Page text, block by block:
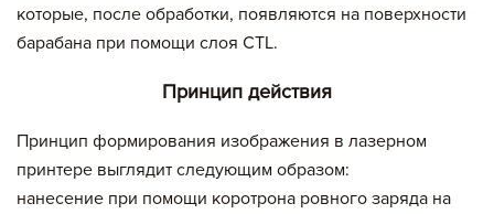
которые, после обработки, появляются на поверхности
барабана при помощи слоя СТL.
Принцип действия
Принцип формирования изображения в лазерном
принтере выглядит следующим образом:
нанесение при помощи коротрона ровного заряда на